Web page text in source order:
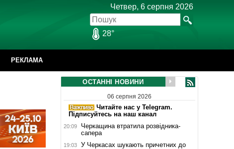
Четвер, 6 серпня 2026
28°
РЕКЛАМА
ОСТАННІ НОВИНИ
06 серпня 2026
Читайте нас у Telegram.
Підписуйтесь на наш канал
20:09
Черкащина втратила розвідника-
сапера
19:03
У Черкасах шукають причетних до